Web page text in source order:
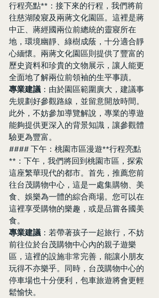
行程亮點**：接下來的行程，我們將前
往慈湖陵寢及兩蔣文化園區。這裡是蔣
中正、蔣經國兩位前總統的靈寢所在
地，環境幽靜、綠樹成蔭，十分適合靜
心緬懷。兩蔣文化園區則提供了豐富的
歷史資料和珍貴的文物展示，讓人能更
全面地了解兩位前領袖的生平事蹟。
專業建議 ：由於園區範圍廣大，建議事
先規劃好參觀路線，並留意開放時間。
此外，不妨參加導覽解說，專業的導遊
能夠提供更深入的背景知識，讓參觀體
驗更為豐富。
#### 下午：桃園市區漫遊**行程亮點
**：下午，我們將回到桃園市區，探索
這座繁華現代的都市。首先，推薦您前
往台茂購物中心，這是一處集購物、美
食、娛樂為一體的綜合商場。您可以在
這裡享受購物的樂趣，或是品嘗各國美
食。
專業建議 ：若帶著孩子一起旅行，不妨
前往位於台茂購物中心內的親子遊樂
區，這裡的設施非常完善，能讓小朋友
玩得不亦樂乎。同時，台茂購物中心的
停車場也十分便利，包車旅遊將會更輕
鬆愉快。